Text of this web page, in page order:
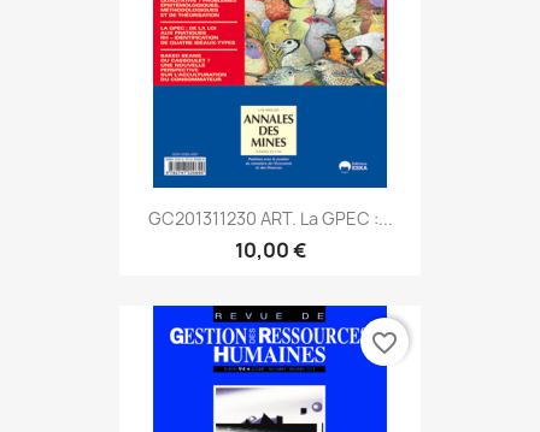
GC201311230 ART. La GPEC :...
10,00 €
favorite_border